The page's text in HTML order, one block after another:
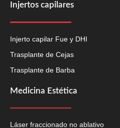
Injertos capilares
Injerto capilar Fue y DHI
Trasplante de Cejas
Trasplante de Barba
Medicina Estética
Láser fraccionado no ablativo